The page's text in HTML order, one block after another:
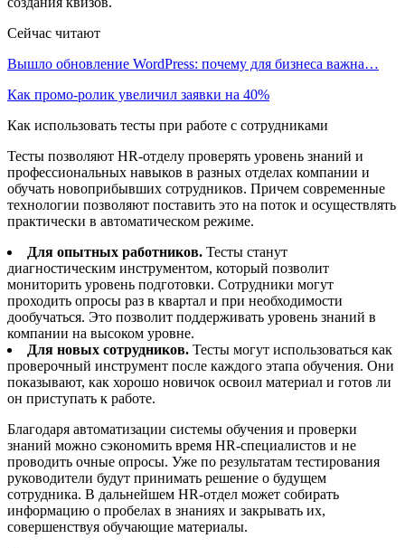
Сейчас читают
Вышло обновление WordPress: почему для бизнеса важна…
Как промо-ролик увеличил заявки на 40%
Как использовать тесты при работе с сотрудниками
Тесты позволяют HR-отделу проверять уровень знаний и
профессиональных навыков в разных отделах компании и
обучать новоприбывших сотрудников. Причем современные
технологии позволяют поставить это на поток и осуществлять
практически в автоматическом режиме.
Для опытных работников. Тесты станут
диагностическим инструментом, который позволит
мониторить уровень подготовки. Сотрудники могут
проходить опросы раз в квартал и при необходимости
дообучаться. Это позволит поддерживать уровень знаний в
компании на высоком уровне.
Для новых сотрудников. Тесты могут использоваться как
проверочный инструмент после каждого этапа обучения. Они
показывают, как хорошо новичок освоил материал и готов ли
он приступать к работе.
Благодаря автоматизации системы обучения и проверки
знаний можно сэкономить время HR-специалистов и не
проводить очные опросы. Уже по результатам тестирования
руководители будут принимать решение о будущем
сотрудника. В дальнейшем HR-отдел может собирать
информацию о пробелах в знаниях и закрывать их,
совершенствуя обучающие материалы.